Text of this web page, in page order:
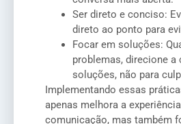
Ser direto e conciso:
direto ao ponto para
Focar em soluções:
problemas, direcione a
soluções, não para
Implementando essas
apenas melhora a
comunicação, mas também